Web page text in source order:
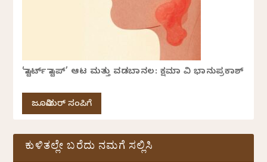
‘ಸ್ಟಾರ್ಟ್ ಸ್ಟಾಪ್’ ಆಟ ಮತ್ತು ವಡಬಾನಲ: ಕ್ಷಮಾ ವಿ ಭಾನುಪ್ರಕಾಶ್
ಜೂನಿಯರ್ ಸಂಪಿಗೆ
ಕುಳಿತಲ್ಲೇ ಬರೆದು ನಮಗೆ ಸಲ್ಲಿಸಿ